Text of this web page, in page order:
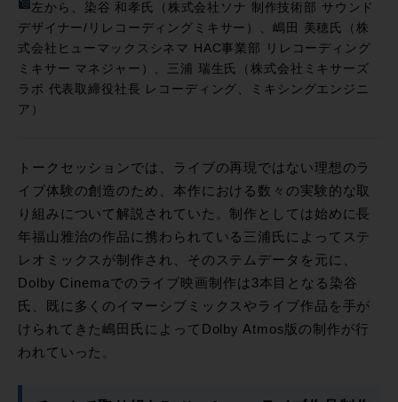
左から、染谷 和孝氏（株式会社ソナ 制作技術部 サウンド
デザイナー/リレコーディングミキサー）、嶋田 美穂氏（株
式会社ヒューマックスシネマ HAC事業部 リレコーディング
ミキサー マネジャー）、三浦 瑞生氏（株式会社ミキサーズ
ラボ 代表取締役社長 レコーディング、ミキシングエンジニ
ア）
トークセッションでは、ライブの再現ではない理想のラ
イブ体験の創造のため、本作における数々の実験的な取
り組みについて解説されていた。制作としては始めに長
年福山雅治の作品に携わられている三浦氏によってステ
レオミックスが制作され、そのステムデータを元に、
Dolby Cinemaでのライブ映画制作は3本目となる染谷
氏、既に多くのイマーシブミックスやライブ作品を手が
けられてきた嶋田氏によってDolby Atmos版の制作が行
われていった。